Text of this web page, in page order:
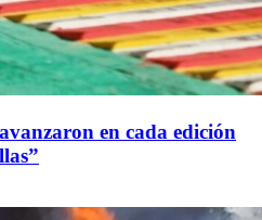
en cada edición